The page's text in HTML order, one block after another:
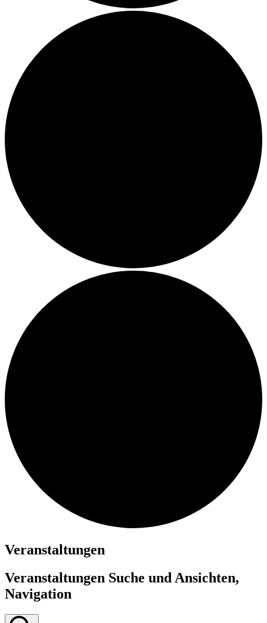
Veranstaltungen
Veranstaltungen Suche und Ansichten,
Navigation